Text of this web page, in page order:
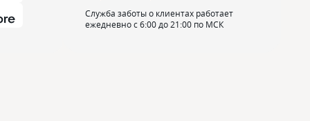
Служба заботы о клиентах работает
ежедневно с 6:00 до 21:00 по МСК